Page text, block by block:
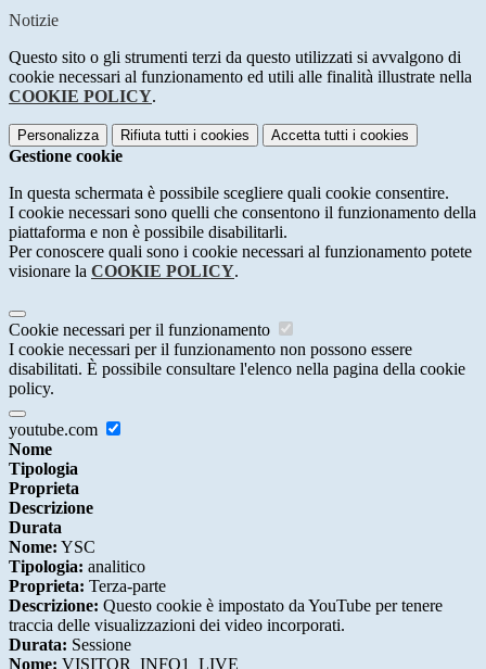
Notizie
Questo sito o gli strumenti terzi da questo utilizzati si avvalgono di
cookie necessari al funzionamento ed utili alle finalità illustrate nella
COOKIE POLICY.
Personalizza Rifiuta tutti i cookies Accetta tutti i cookies
Gestione cookie
In questa schermata è possibile scegliere quali cookie consentire.
I cookie necessari sono quelli che consentono il funzionamento della
piattaforma e non è possibile disabilitarli.
Per conoscere quali sono i cookie necessari al funzionamento potete
visionare la COOKIE POLICY.
Cookie necessari per il funzionamento
I cookie necessari per il funzionamento non possono essere
disabilitati. È possibile consultare l'elenco nella pagina della cookie
policy.
youtube.com
Nome
Tipologia
Proprieta
Descrizione
Durata
Nome: YSC
Tipologia: analitico
Proprieta: Terza-parte
Descrizione: Questo cookie è impostato da YouTube per tenere
traccia delle visualizzazioni dei video incorporati.
Durata: Sessione
Nome: VISITOR_INFO1_LIVE